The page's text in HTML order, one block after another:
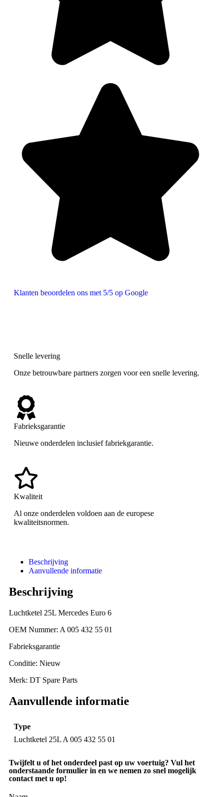
Klanten beoordelen ons met 5/5 op Google
Snelle levering
Onze betrouwbare partners zorgen voor een snelle levering.
Fabrieksgarantie
Nieuwe onderdelen inclusief fabriekgarantie.
Kwaliteit
Al onze onderdelen voldoen aan de europese
kwaliteitsnormen.
Beschrijving
Aanvullende informatie
Beschrijving
Luchtketel 25L Mercedes Euro 6
OEM Nummer: A 005 432 55 01
Fabrieksgarantie
Conditie: Nieuw
Merk: DT Spare Parts
Aanvullende informatie
Type
Luchtketel 25L A 005 432 55 01
Twijfelt u of het onderdeel past op uw voertuig? Vul het
onderstaande formulier in en we nemen zo snel mogelijk
contact met u op!